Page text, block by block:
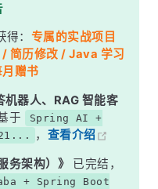
其职
：数字签名
得： 专属的实战项目
/ 简历修改 / Java 学习
赠书
机器人、RAG 智能客
于
Spring AI +
， 查看介绍
务架构）》
已完结，
+ Spring Boot